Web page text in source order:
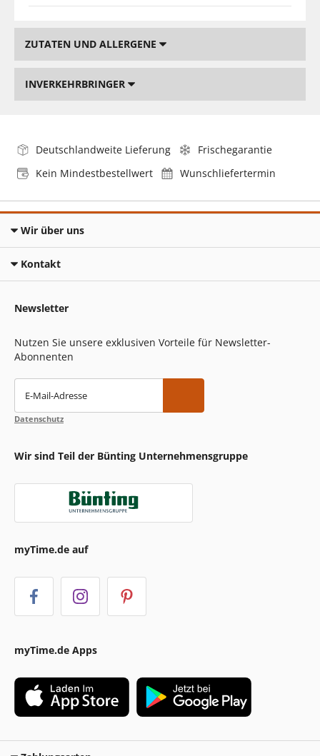
ZUTATEN UND ALLERGENE
INVERKEHRBRINGER
Deutschlandweite Lieferung
Frischegarantie
Kein Mindestbestellwert
Wunschliefertermin
Wir über uns
Kontakt
Newsletter
Nutzen Sie unsere exklusiven Vorteile für Newsletter-
Abonnenten
E-Mail-Adresse
Datenschutz
Wir sind Teil der Bünting Unternehmensgruppe
myTime.de auf
myTime.de Apps